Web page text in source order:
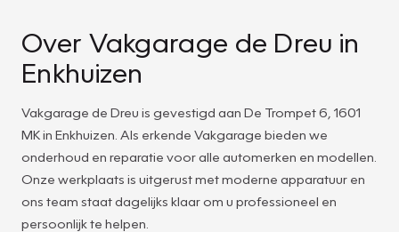
Over Vakgarage de Dreu in
Enkhuizen
Vakgarage de Dreu is gevestigd aan De Trompet 6, 1601
MK in Enkhuizen. Als erkende Vakgarage bieden we
onderhoud en reparatie voor alle automerken en modellen.
Onze werkplaats is uitgerust met moderne apparatuur en
ons team staat dagelijks klaar om u professioneel en
persoonlijk te helpen.